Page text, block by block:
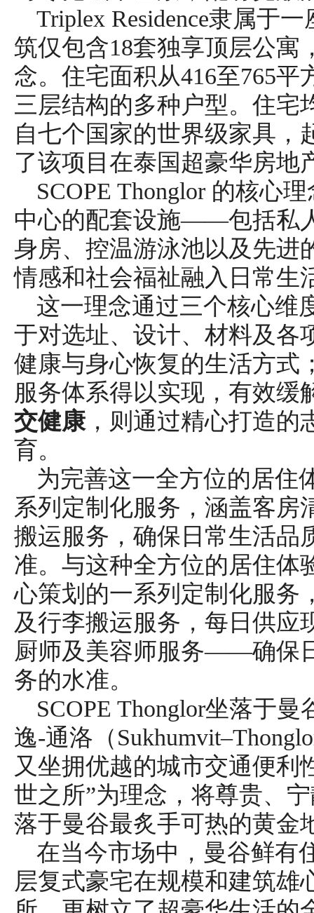
Triplex Residence隶属于
筑仅包含18套独享顶层公寓
念。住宅面积从416至765
三层结构的多种户型。住宅
自七个国家的世界级家具，
了该项目在泰国超豪华房地
SCOPE Thonglor 的核心
中心的配套设施——包括私
身房、控温游泳池以及先
情感和社会福祉融入日常生
这一理念通过三个核心维
于对选址、设计、材料及各
健康与身心恢复的生活方式
服务体系得以实现，有效缓
交健康 ，则通过精心打造
育。
为完善这一全方位的居住
系列定制化服务，涵盖客房
搬运服务，确保日常生活品
准。与这种全方位的居住体
心策划的一系列定制化服务
及行李搬运服务，每日供应
厨师及美容师服务——确保
务的水准。
SCOPE Thonglor坐落于
逸-通洛（
又坐拥优越的城市交通便利
世之所”为理念，将尊贵、
落于曼谷最炙手可热的黄金
在当今市场中，曼谷鲜有
层复式豪宅在规模和建筑雄